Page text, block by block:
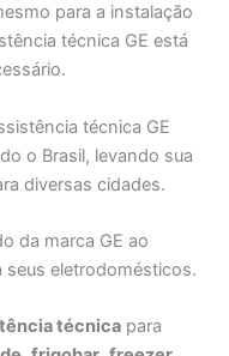
para a instalação
técnica GE está
técnica GE
o Brasil, levando sua
diversas cidades.
da marca GE ao
seus eletrodomésticos.
técnica para